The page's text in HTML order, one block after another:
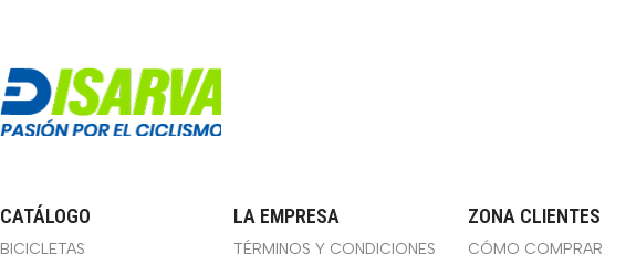
CATÁLOGO
BICICLETAS
LA EMPRESA
TÉRMINOS Y CONDICIONES
ZONA CLIENTES
CÓMO COMPRAR